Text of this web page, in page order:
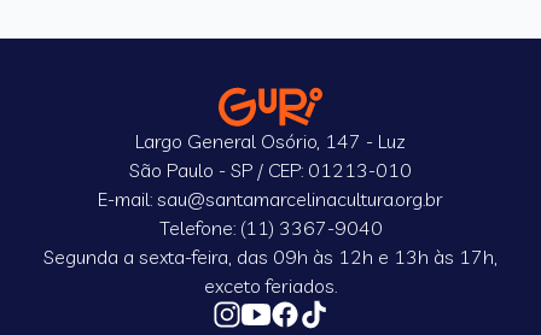
Largo General Osório, 147 - Luz
São Paulo - SP / CEP: 01213-010
E-mail: sau@santamarcelinacultura.org.br
Telefone: (11) 3367-9040
Segunda a sexta-feira, das 09h às 12h e 13h às 17h,
exceto feriados.